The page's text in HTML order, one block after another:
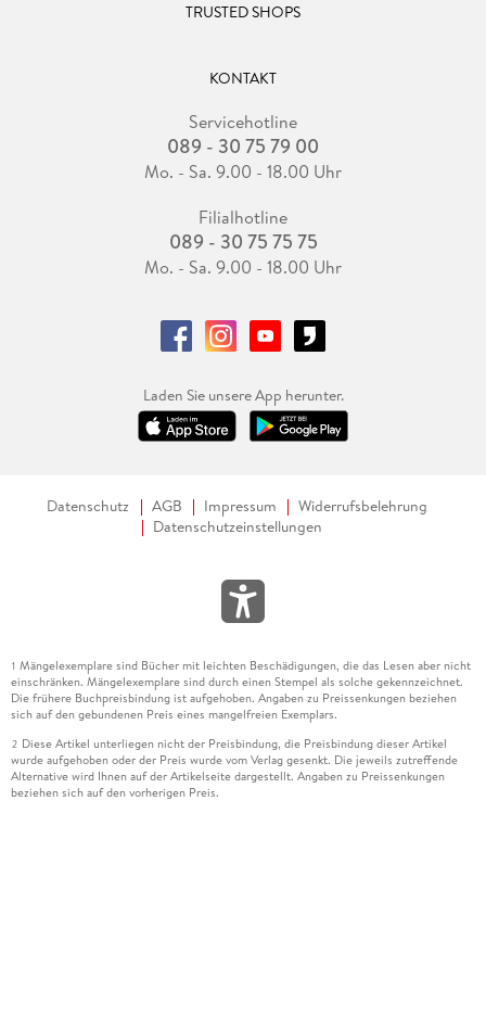
TRUSTED SHOPS
KONTAKT
Servicehotline
089 - 30 75 79 00
Mo. - Sa. 9.00 - 18.00 Uhr
Filialhotline
089 - 30 75 75 75
Mo. - Sa. 9.00 - 18.00 Uhr
Laden Sie unsere App herunter.
Datenschutz AGB Impressum
Widerrufsbelehrung
Datenschutzeinstellungen
1 Mängelexemplare sind Bücher mit leichten Beschädigungen, die das Lesen aber nicht
einschränken. Mängelexemplare sind durch einen Stempel als solche gekennzeichnet.
Die frühere Buchpreisbindung ist aufgehoben. Angaben zu Preissenkungen beziehen
sich auf den gebundenen Preis eines mangelfreien Exemplars.
2 Diese Artikel unterliegen nicht der Preisbindung, die Preisbindung dieser Artikel
wurde aufgehoben oder der Preis wurde vom Verlag gesenkt. Die jeweils zutreffende
Alternative wird Ihnen auf der Artikelseite dargestellt. Angaben zu Preissenkungen
beziehen sich auf den vorherigen Preis.